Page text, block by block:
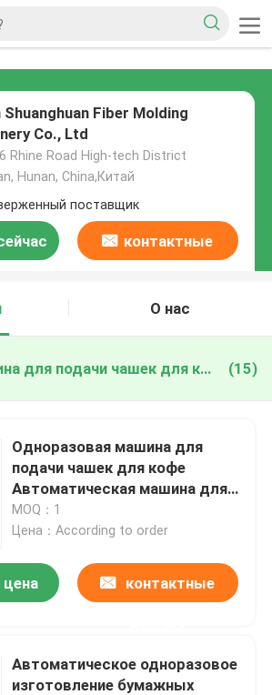
Shuanghuan Fiber Molding
Co., Ltd
Rhine Road High-tech District
Hunan, China,Китай
поставщик
контактные
О нас
Китай Машина для подачи чашек для кофе (15)
Одноразовая машина для
подачи чашек для кофе
Автоматическая машина для
изготовления бумажных
чашек и тарелок
MOQ：1
Цена：According to order
контактные
Автоматическое одноразовое
изготовление бумажных